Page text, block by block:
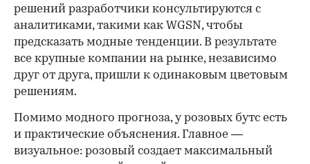
решений разработчики консультируются с
аналитиками, такими как WGSN, чтобы
предсказать модные тенденции. В результате
все крупные компании на рынке, независимо
друг от друга, пришли к одинаковым цветовым
решениям.
Помимо модного прогноза, у розовых бутс есть
и практические объяснения. Главное —
визуальное: розовый создает максимальный